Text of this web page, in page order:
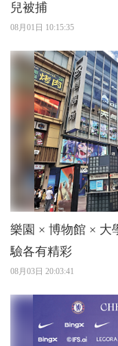
兒被捕
08月01日 10:15:35
樂園 × 博物館 × 大學 × 二次
驗各有精彩
08月03日 20:03:41